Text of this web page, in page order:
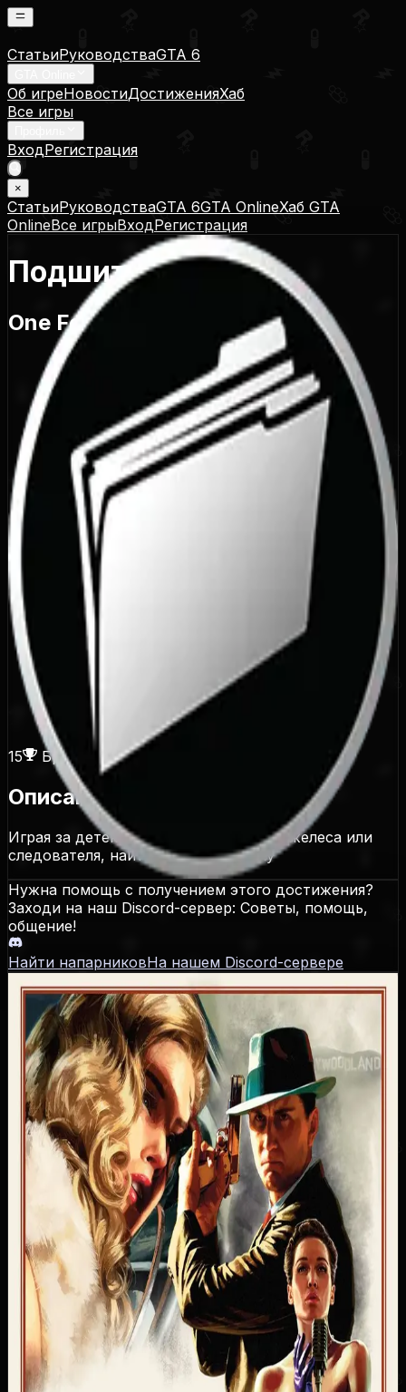
СтатьиРуководстваGTA 6
Об игреНовостиДостиженияХаб
Все игры
ВходРегистрация
×
СтатьиРуководстваGTA 6GTA OnlineХаб GTA
OnlineВсе игрыВходРегистрация
Подшить к делу!
One For The File
15 Бронзовый трофей
Описание достижения
Играя за детектива полиции Лос-Анджелеса или
следователя, найти и изучить улику
Нужна помощь с получением этого достижения?
Заходи на наш Discord-сервер: Советы, помощь,
общение!
Найти напарниковНа нашем Discord-сервере
L.A. Noire
Даты выхода
PS3: 17.05.2011,Xbox 360 :17.05.2011 08.11.2011 PS4
14.11.2017,Xbox One: 14.11.2017 Nintendo Switch 1
14.11.2017
Достижения / Трофеи